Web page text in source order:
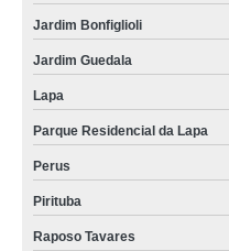
Jardim Bonfiglioli
Jardim Guedala
Lapa
Parque Residencial da Lapa
Perus
Pirituba
Raposo Tavares